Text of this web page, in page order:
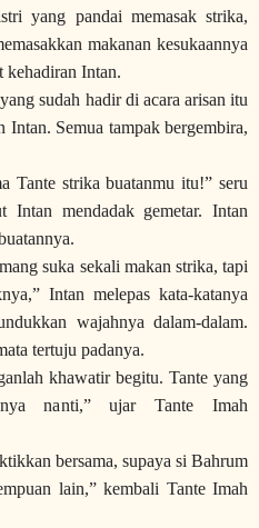
yang pandai memasak strika,
makanan kesukaannya
kehadiran Intan.
sudah hadir di acara arisan itu
Semua tampak bergembira,
Tante strika buatanmu itu!” seru
Intan mendadak gemetar. Intan
suka sekali makan strika, tapi
Intan melepas kata-katanya
wajahnya dalam-dalam.
tertuju padanya.
khawatir begitu. Tante yang
nanti,” ujar Tante Imah
bersama, supaya si Bahrum
lain,” kembali Tante Imah